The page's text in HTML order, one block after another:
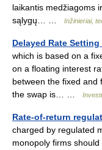
laikantis medžiagoms
sąlygų… …
Inžinieriai,
Delayed Rate Setting
which is based on a
on a floating interest
between the fixed and
the swap is… …
Rate-of-return
charged by regulated
monopoly firms